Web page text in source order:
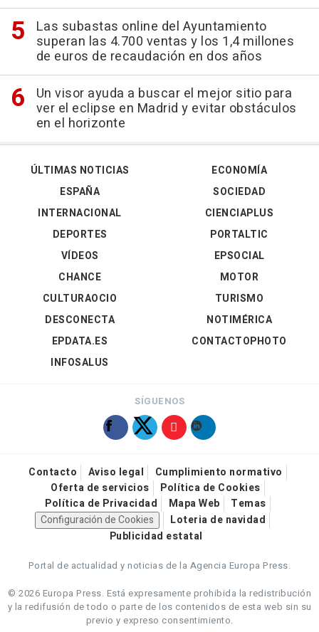
Las subastas online del Ayuntamiento
superan las 4.700 ventas y los 1,4 millones
de euros de recaudación en dos años
Un visor ayuda a buscar el mejor sitio para
ver el eclipse en Madrid y evitar obstáculos
en el horizonte
ÚLTIMAS NOTICIAS
ESPAÑA
INTERNACIONAL
DEPORTES
VÍDEOS
ECONOMÍA
SOCIEDAD
CIENCIAPLUS
PORTALTIC
EPSOCIAL
CHANCE
CULTURAOCIO
DESCONECTA
EPDATA.ES
INFOSALUS
MOTOR
TURISMO
NOTIMÉRICA
CONTACTOPHOTO
SÍGUENOS
Contacto Aviso legal
Cumplimiento normativo
Oferta de servicios
Política de Cookies
Política de Privacidad
Mapa Web
Temas
Configuración de Cookies
Loteria de navidad
Publicidad estatal
Portal de actualidad y noticias de la Agencia Europa Press.
© 2026 Europa Press. Está expresamente prohibida la redistribución
y la redifusión de todo o parte de los contenidos de esta web sin su
previo y expreso consentimiento.